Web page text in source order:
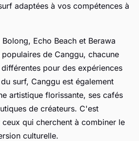
adaptées à vos compétences à
Echo Beach et Berawa
de Canggu, chacune
pour des expériences
surf, Canggu est également
artistique florissante, ses cafés
de créateurs. C'est
qui cherchent à combiner le
culturelle.